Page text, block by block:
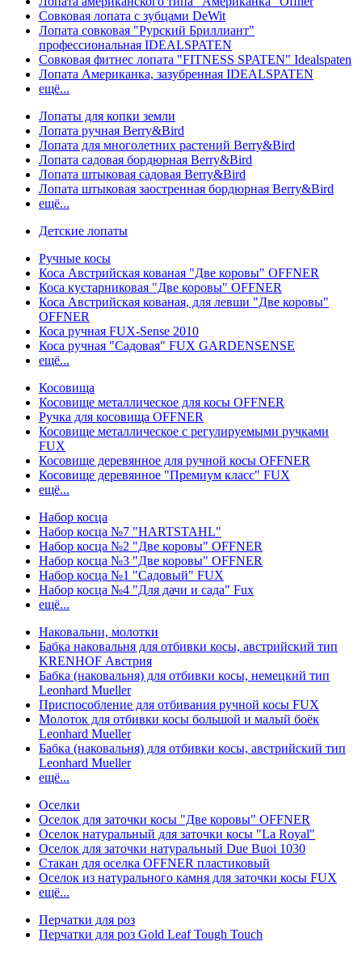
Совковая лопата с зубцами DeWit
Лопата совковая "Рурский Бриллиант"
профессиональная IDEALSPATEN
Совковая фитнес лопата "FITNESS SPATEN" Idealspaten
Лопата Американка, зазубренная IDEALSPATEN
ещё...
Лопаты для копки земли
Лопата ручная Berry&Bird
Лопата для многолетних растений Berry&Bird
Лопата садовая бордюрная Berry&Bird
Лопата штыковая садовая Berry&Bird
Лопата штыковая заостренная бордюрная Berry&Bird
ещё...
Детские лопаты
Ручные косы
Коса Австрийская кованая "Две коровы" OFFNER
Коса кустарниковая "Две коровы" OFFNER
Коса Австрийская кованая, для левши "Две коровы"
OFFNER
Коса ручная FUX-Sense 2010
Коса ручная "Садовая" FUX GARDENSENSE
ещё...
Косовища
Косовище металлическое для косы OFFNER
Ручка для косовища OFFNER
Косовище металлическое с регулируемыми ручками
FUX
Косовище деревянное для ручной косы OFFNER
Косовище деревянное "Премиум класс" FUX
ещё...
Набор косца
Набор косца №7 "HARTSTAHL"
Набор косца №2 "Две коровы" OFFNER
Набор косца №3 "Две коровы" OFFNER
Набор косца №1 "Садовый" FUX
Набор косца №4 "Для дачи и сада" Fux
ещё...
Наковальни, молотки
Бабка наковальня для отбивки косы, австрийский тип
KRENHOF Австрия
Бабка (наковальня) для отбивки косы, немецкий тип
Leonhard Mueller
Приспособление для отбивания ручной косы FUX
Молоток для отбивки косы большой и малый боёк
Leonhard Mueller
Бабка (наковальня) для отбивки косы, австрийский тип
Leonhard Mueller
ещё...
Оселки
Оселок для заточки косы "Две коровы" OFFNER
Оселок натуральный для заточки косы "La Royal"
Оселок для заточки натуральный Due Buoi 1030
Стакан для оселка OFFNER пластиковый
Оселок из натурального камня для заточки косы FUX
ещё...
Перчатки для роз
Перчатки для роз Gold Leaf Tough Touch